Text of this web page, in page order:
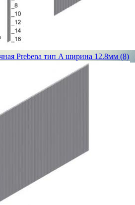
Prebena тип A ширина 12.8мм (8)